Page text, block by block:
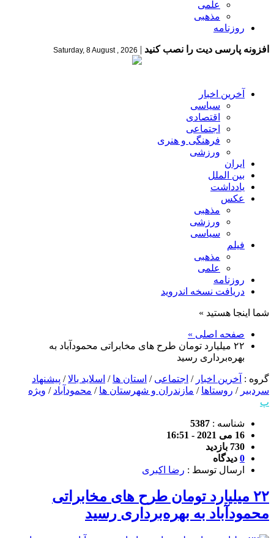
علمی
مذهبی
روزنامه
افزونه پارسی دیت را نصب کنید |
Saturday, 8 August , 2026
آخرین اخبار
سیاسی
اقتصادی
اجتماعی
فرهنگی و هنری
ورزشی
ایران
بین الملل
یادداشت
عکس
مذهبی
ورزشی
سیاسی
فیلم
مذهبی
علمی
روزنامه
دریافت نسخه اندروید
شما اینجا هستید »
صفحه اصلی »
٢٢ ميليارد تومان طرح های مخابراتی محمودآباد به
بهره‌برداری رسید
گروه : آخرین اخبار / اجتماعی / استان ها / اسلاید بالا/ پیشنهاد
سردبیر / روستاها / مازندران و شهرستان ها / محمودآباد / ویژه
پ
شناسه : 5387
16 می 2021 - 16:51
730 بازدید
0 دیدگاه
ارسال توسط : رضا اکبری
٢٢ ميليارد تومان طرح های مخابراتی
محمودآباد به بهره‌برداری رسید